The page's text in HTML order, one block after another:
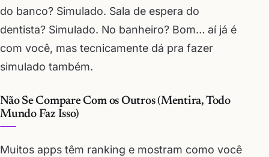
do banco? Simulado. Sala de espera do
dentista? Simulado. No banheiro? Bom… aí já é
com você, mas tecnicamente dá pra fazer
simulado também.
Não Se Compare Com os Outros (Mentira, Todo
Mundo Faz Isso)
Muitos apps têm ranking e mostram como você